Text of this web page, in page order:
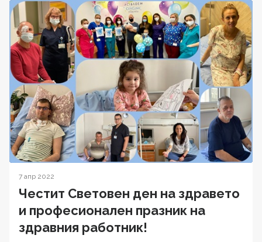
7 апр 2022
Честит Световен ден на здравето
и професионален празник на
здравния работник!